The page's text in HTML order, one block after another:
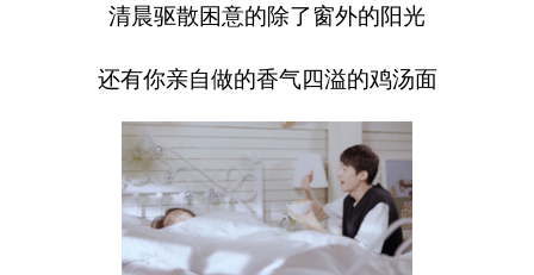
清晨驱散困意的除了窗外的阳光
还有你亲自做的香气四溢的鸡汤面